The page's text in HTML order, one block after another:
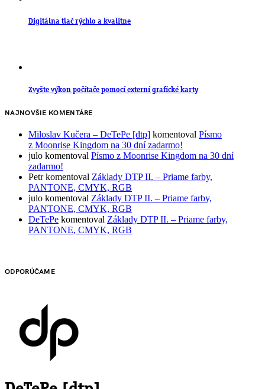
Digitálna tlač rýchlo a kvalitne
Zvyšte výkon počítače pomocí externí grafické karty
NAJNOVŠIE KOMENTÁRE
Miloslav Kučera – DeTePe [dtp] komentoval Písmo
z Moonrise Kingdom na 30 dní zadarmo!
julo komentoval Písmo z Moonrise Kingdom na 30 dní
zadarmo!
Petrkomentoval Základy DTP II. – Priame farby,
PANTONE, CMYK, RGB
julo komentoval Základy DTP II. – Priame farby,
PANTONE, CMYK, RGB
DeTePe komentoval Základy DTP II. – Priame farby,
PANTONE, CMYK, RGB
ODPORÚČAME